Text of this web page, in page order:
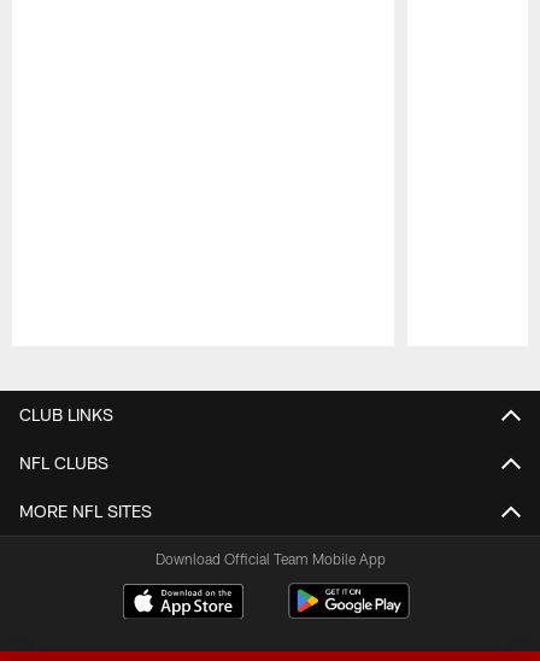
CLUB LINKS
NFL CLUBS
MORE NFL SITES
Download Official Team Mobile App